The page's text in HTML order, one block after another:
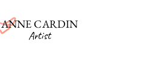
ANNE CARDIN
Artist